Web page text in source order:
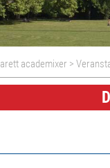
academixer >